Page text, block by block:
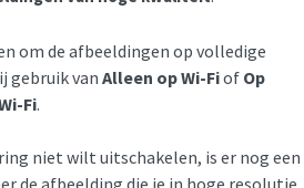
om de afbeeldingen op volledige
gebruik van Alleen op Wi-Fiof Op
Fi.
niet wilt uitschakelen, is er nog een